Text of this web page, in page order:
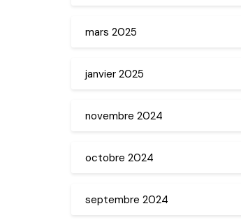
mars 2025
janvier 2025
novembre 2024
octobre 2024
septembre 2024